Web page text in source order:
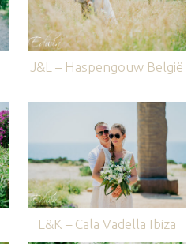
J&L – Haspengouw België
L&K – Cala Vadella Ibiza